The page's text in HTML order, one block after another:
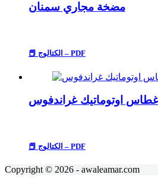
مضخة مجاري سمنان
📕 الكتالوج – PDF
📕 الكتالوج – PDF
Copyright © 2026 - awaleamar.com